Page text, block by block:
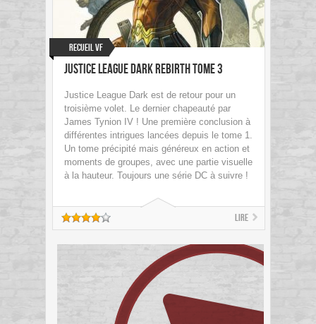
Recueil VF
Justice League Dark Rebirth Tome 3
Justice League Dark est de retour pour un
troisième volet. Le dernier chapeauté par
James Tynion IV ! Une première conclusion à
différentes intrigues lancées depuis le tome 1.
Un tome précipité mais généreux en action et
moments de groupes, avec une partie visuelle
à la hauteur. Toujours une série DC à suivre !
Lire